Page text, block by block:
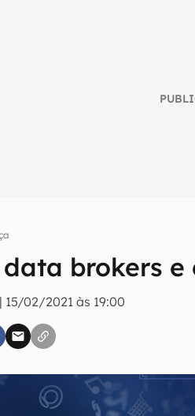
brokers
15/02/2021 às 19:00
do Canaltech e receba